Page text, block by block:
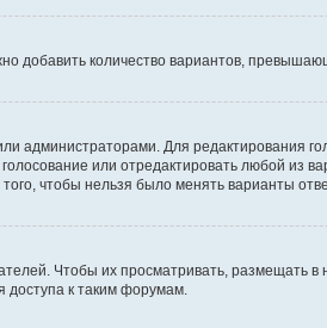
добавить количество вариантов,
администраторами. Для редактирования
или отредактировать любой из
чтобы нельзя было менять варианты
Чтобы их просматривать, размещать
доступа к таким форумам.